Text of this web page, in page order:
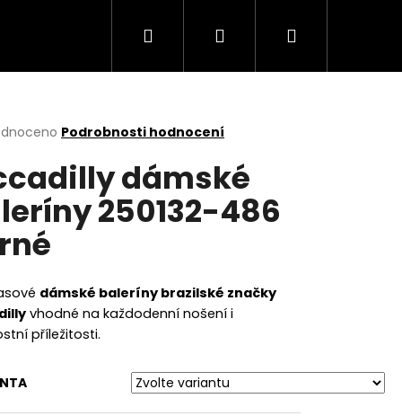
Hledat PřihlášeníNákupní
Podrobnosti hodnocení
dámské
250132-486
dámské baleríny brazilské značky
vhodné na každodenní nošení i
příležitosti.